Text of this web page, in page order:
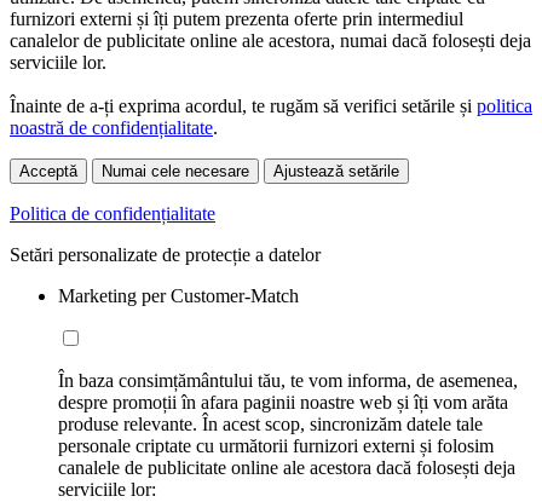
furnizori externi și îți putem prezenta oferte prin intermediul
canalelor de publicitate online ale acestora, numai dacă folosești deja
serviciile lor.
Înainte de a-ți exprima acordul, te rugăm să verifici setările și politica
noastră de confidențialitate.
Acceptă Numai cele necesare Ajustează setările
Politica de confidențialitate
Setări personalizate de protecție a datelor
Marketing per Customer-Match
În baza consimțământului tău, te vom informa, de asemenea,
despre promoții în afara paginii noastre web și îți vom arăta
produse relevante. În acest scop, sincronizăm datele tale
personale criptate cu următorii furnizori externi și folosim
canalele de publicitate online ale acestora dacă folosești deja
serviciile lor: